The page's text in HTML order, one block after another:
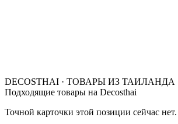
DECOSTHAI · ТОВАРЫ ИЗ ТАИЛАНДА
Подходящие товары на Decosthai
Точной карточки этой позиции сейчас